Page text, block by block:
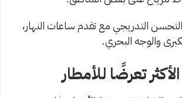
التحسن التدريجي مع تقدم ساعات النهار،
والوجه البحري.
تعرضًا للأمطار